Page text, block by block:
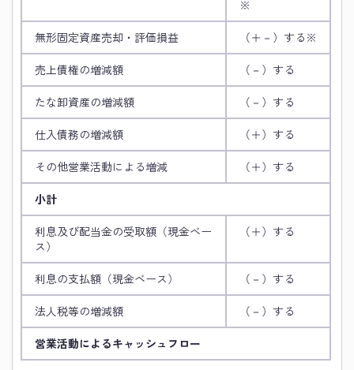
※
無形固定資産売却・評価損益 （＋－）する※
売上債権の増減額 （－）する
たな卸資産の増減額 （－）する
仕入債務の増減額 （＋）する
その他営業活動による増減 （＋）する
小計
利息及び配当金の受取額（現金ベー
ス）
（＋）する
利息の支払額（現金ベース） （－）する
法人税等の増減額 （－）する
営業活動によるキャッシュフロー